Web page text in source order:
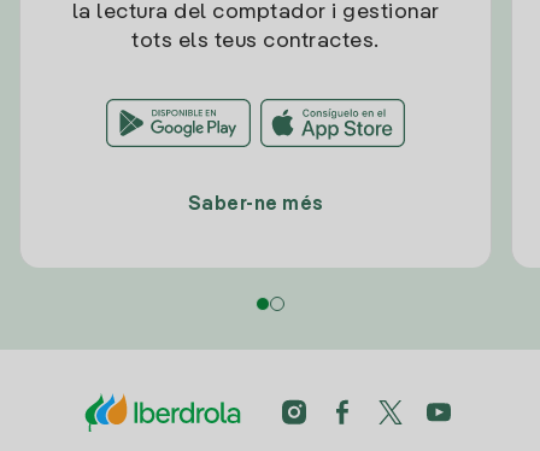
la lectura del comptador i gestionar
tots els teus contractes.
Saber-ne més